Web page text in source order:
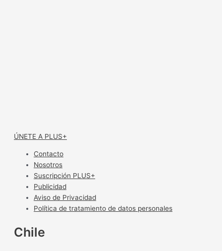
ÚNETE A PLUS+
Contacto
Nosotros
Suscripción PLUS+
Publicidad
Aviso de Privacidad
Política de tratamiento de datos personales
Chile